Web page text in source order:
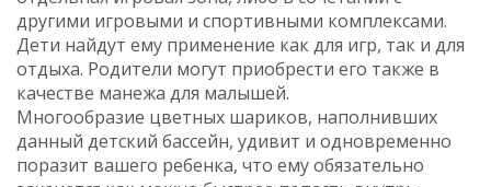
другими игровыми и спортивными комплексами.
Дети найдут ему применение как для игр, так и для
отдыха. Родители могут приобрести его также в
качестве манежа для малышей.
Многообразие цветных шариков, наполнивших
данный детский бассейн, удивит и одновременно
поразит вашего ребенка, что ему обязательно